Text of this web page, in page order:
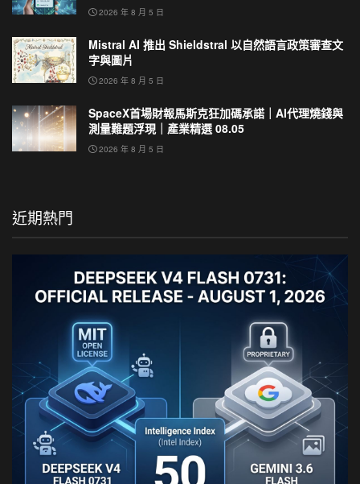
2026 年 8 月 5 日
Mistral AI 推出 Shieldstral 以自然語言政策審查文
字與圖片
2026 年 8 月 5 日
SpaceX首場財報馬斯克狂加碼承諾｜AI代理燒錢與
測量難題浮現｜產業精選 08.05
2026 年 8 月 5 日
近期熱門